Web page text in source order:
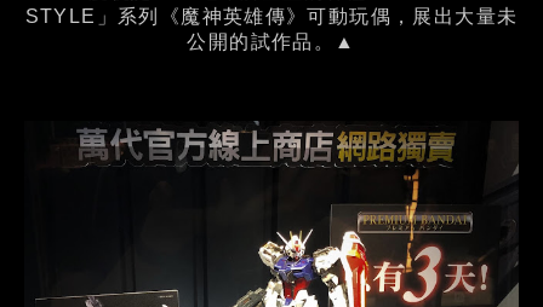
STYLE」系列《魔神英雄傳》可動玩偶，展出大量未
公開的試作品。▲